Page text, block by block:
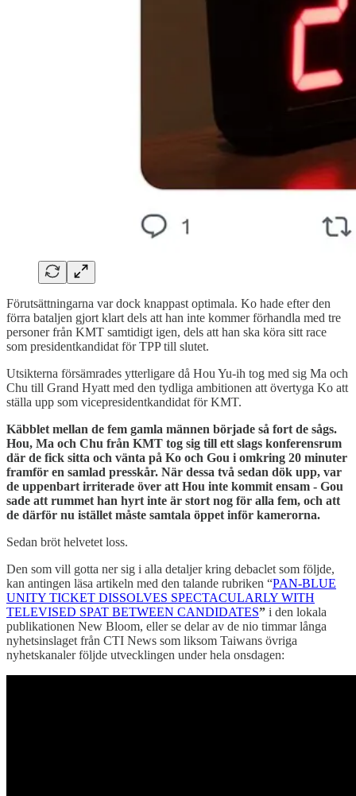
Förutsättningarna var dock knappast optimala. Ko hade efter den
förra bataljen gjort klart dels att han inte kommer förhandla med tre
personer från KMT samtidigt igen, dels att han ska köra sitt race
som presidentkandidat för TPP till slutet.
Utsikterna försämrades ytterligare då Hou Yu-ih tog med sig Ma och
Chu till Grand Hyatt med den tydliga ambitionen att övertyga Ko att
ställa upp som vicepresidentkandidat för KMT.
Käbblet mellan de fem gamla männen började så fort de sågs.
Hou, Ma och Chu från KMT tog sig till ett slags konferensrum
där de fick sitta och vänta på Ko och Gou i omkring 20 minuter
framför en samlad presskår. När dessa två sedan dök upp, var
de uppenbart irriterade över att Hou inte kommit ensam - Gou
sade att rummet han hyrt inte är stort nog för alla fem, och att
de därför nu istället måste samtala öppet inför kamerorna.
Sedan bröt helvetet loss.
Den som vill gotta ner sig i alla detaljer kring debaclet som följde,
kan antingen läsa artikeln med den talande rubriken “PAN-BLUE
UNITY TICKET DISSOLVES SPECTACULARLY WITH
TELEVISED SPAT BETWEEN CANDIDATES” i den lokala
publikationen New Bloom, eller se delar av de nio timmar långa
nyhetsinslaget från CTI News som liksom Taiwans övriga
nyhetskanaler följde utvecklingen under hela onsdagen: